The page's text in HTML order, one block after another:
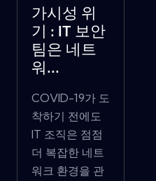
가시성 위
기 : IT 보안
팀은 네트
워...
COVID-19가 도
착하기 전에도
IT 조직은 점점
더 복잡한 네트
워크 환경을 관